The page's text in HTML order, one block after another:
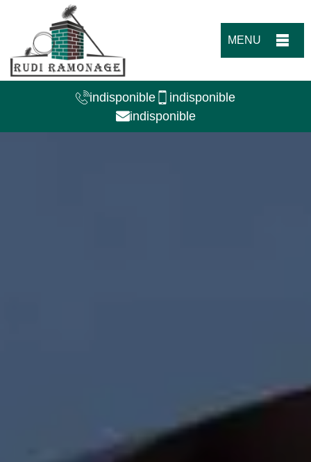
MENU
indisponible
indisponible
indisponible